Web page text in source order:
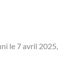
le 7 avril 2025,